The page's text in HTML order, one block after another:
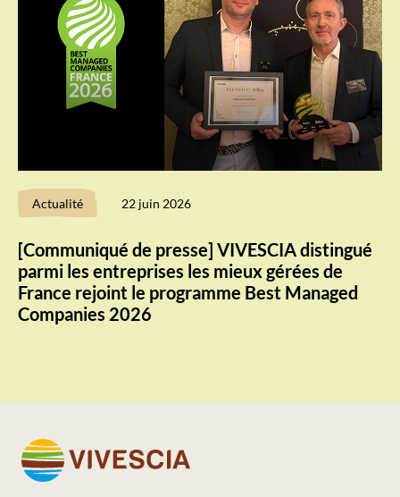
Actualité 22 juin 2026
[Communiqué de presse] VIVESCIA distingué
parmi les entreprises les mieux gérées de
France rejoint le programme Best Managed
Companies 2026